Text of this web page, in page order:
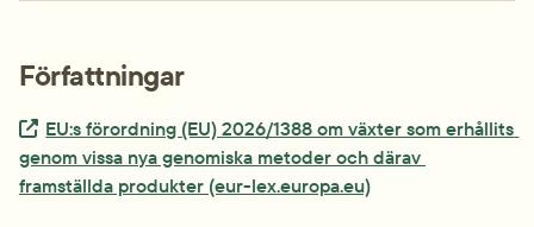
Författningar
Extern länk.
EU:s förordning (EU) 2026/1388 om växter som erhållits
genom vissa nya genomiska metoder och därav
framställda produkter (eur-lex.europa.eu)